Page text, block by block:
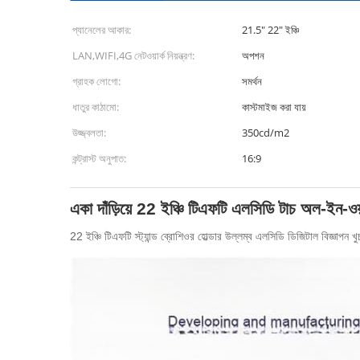
প্যানেলের আকার: 21.5" 22" ইঞ্চি
LAN,WIFI,4G নেটওয়ার্ক নিয়ন্ত্রণ:
অপশন
গ্রাহক লোগো:
সমর্থন
ধাতুর কাঠামো:
কাস্টমাইজ করা যায়
উজ্জ্বলতা:
350cd/m2
কন্ট্রাস্ট অনুপাত:
16:9
একা দাঁড়িয়ে 22 ইঞ্চি টিএফটি এলসিডি টাচ অল-ইন-
22 ইঞ্চি টিএফটি স্ট্যান্ড ব্রোশিওর হোল্ডার উল্লম্ব এলসিডি ডিজিটাল বিজ্ঞাপন